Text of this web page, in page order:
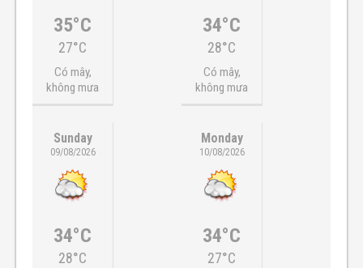
35°C
27°C
Có mây,
không mưa
34°C
28°C
Có mây,
không mưa
Sunday
09/08/2026
34°C
28°C
Monday
10/08/2026
34°C
27°C